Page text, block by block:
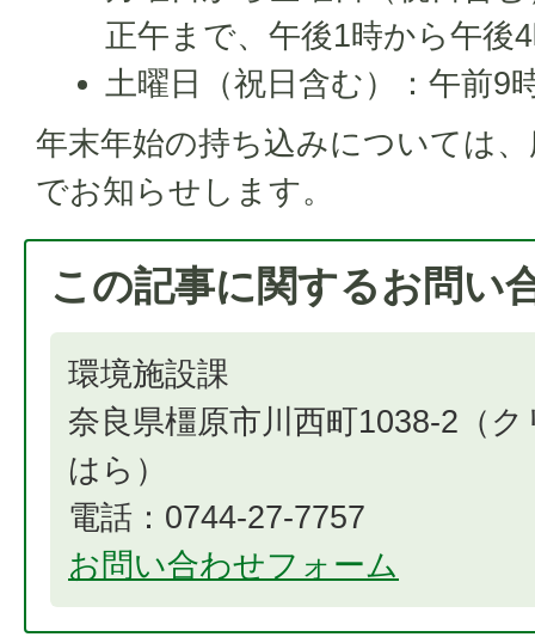
正午まで、午後1時から午後
土曜日（祝日含む）：午前9
年末年始の持ち込みについては
でお知らせします。
この記事に関するお問い
環境施設課
奈良県橿原市川西町1038-2（
はら）
電話：0744-27-7757
お問い合わせフォーム